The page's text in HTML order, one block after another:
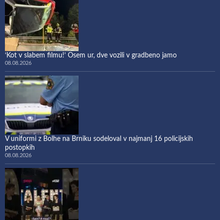
‘Kot v slabem filmu!’ Osem ur, dve vozili v gradbeno jamo
08.08.2026
V uniformi z Bolhe na Brniku sodeloval v najmanj 16 policijskih
postopkih
08.08.2026